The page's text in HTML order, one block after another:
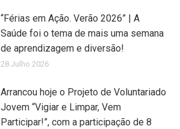
“Férias em Ação. Verão 2026” | A
Saúde foi o tema de mais uma semana
de aprendizagem e diversão!
28 Julho 2026
Arrancou hoje o Projeto de Voluntariado
Jovem “Vigiar e Limpar, Vem
Participar!”, com a participação de 8